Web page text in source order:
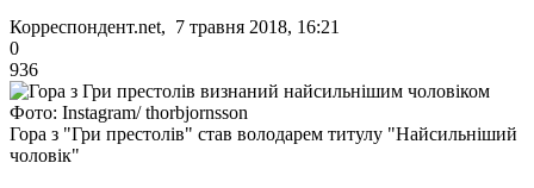
Корреспондент.net, 7 травня 2018, 16:21
0
936
Фото: Instagram/ thorbjornsson
Гора з "Гри престолів" став володарем титулу "Найсильніший
чоловік"